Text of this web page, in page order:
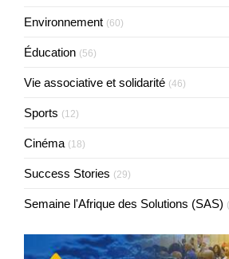
Environnement (60)
Éducation (56)
Vie associative et solidarité (46)
Sports (12)
Cinéma (18)
Success Stories (29)
Semaine l'Afrique des Solutions (SAS)